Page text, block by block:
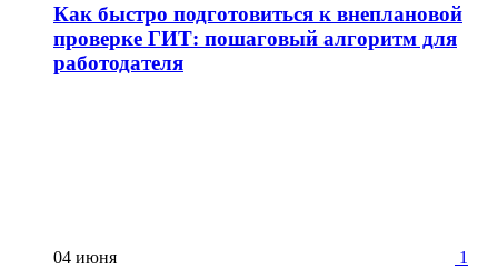
Как быстро подготовиться к внеплановой
проверке ГИТ: пошаговый алгоритм для
работодателя
04 июня
1